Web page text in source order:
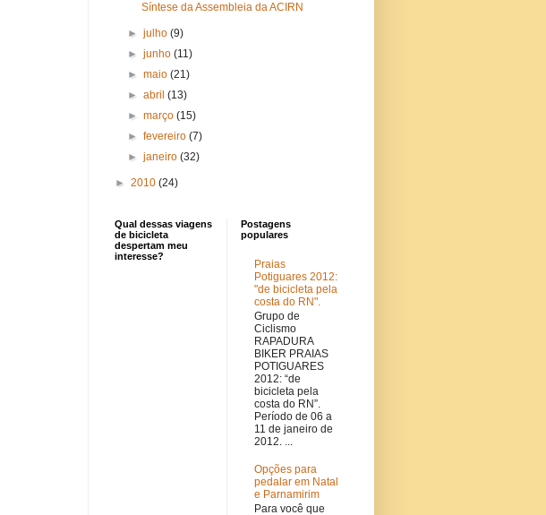
Síntese da Assembleia da ACIRN
►julho(9)
►junho(11)
►maio(21)
►abril(13)
►março(15)
►fevereiro(7)
►janeiro(32)
► 2010 (24)
Qual dessas viagens
de bicicleta
despertam meu
interesse?
Postagens
populares
Praias
Potiguares 2012:
"de bicicleta pela
costa do RN".
Grupo de
Ciclismo
RAPADURA
BIKER PRAIAS
POTIGUARES
2012: “de
bicicleta pela
costa do RN”.
Período de 06 a
11 de janeiro de
2012. ...
Opções para
pedalar em Natal
e Parnamirim
Para você que